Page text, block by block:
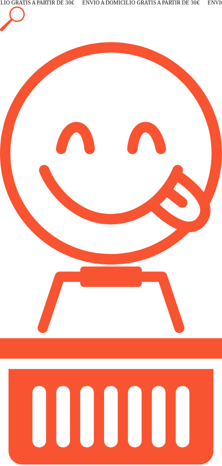
GRATIS A PARTIR DE 30€ ENVÍO A DOMICILIO GRATIS A PARTIR DE 30€ ENVÍO